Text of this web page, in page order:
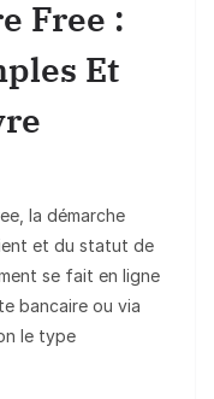
Free :
Et
la démarche
et du statut de
se fait en ligne
bancaire ou via
le type